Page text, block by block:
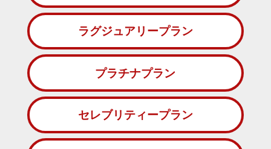
ラグジュアリープラン
プラチナプラン
セレブリティープラン